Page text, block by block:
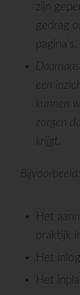
zijn
gedrag
pagina’s.
een
kunnen
zorgen
krijgt.
Bijvoorbeeld:
Het
praktijk
Het
Het